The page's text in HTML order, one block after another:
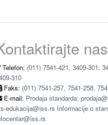
nas
Telefon: (011) 7541-421, 3409-301,
310
Faks: (011) 7541-257, 7541-258,
E-mail: Prodaja standarda:
edukacija@iss.rs Informacije o